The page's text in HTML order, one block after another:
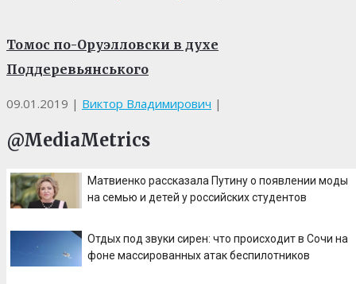
Томос по-Оруэлловски в духе
Поддеревьянського
09.01.2019 | Виктор Владимирович |
@MediaMetrics
Матвиенко рассказала Путину о появлении моды
на семью и детей у российских студентов
Отдых под звуки сирен: что происходит в Сочи на
фоне массированных атак беспилотников